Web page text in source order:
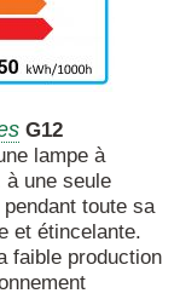
G12
lampe à
à une seule
toute sa
et étincelante.
faible production